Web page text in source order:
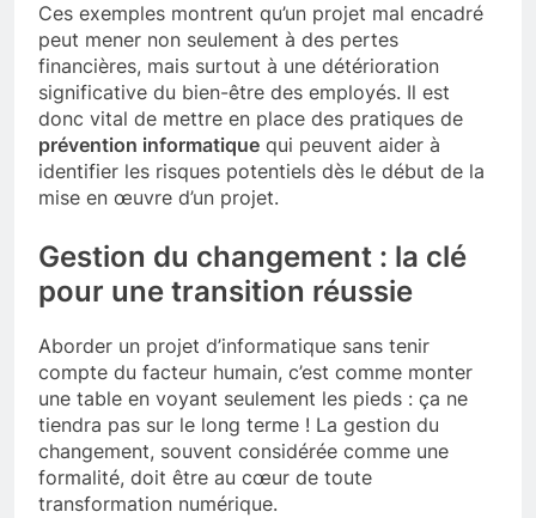
Ces exemples montrent qu’un projet mal encadré
peut mener non seulement à des pertes
financières, mais surtout à une détérioration
significative du bien-être des employés. Il est
donc vital de mettre en place des pratiques de
prévention informatique qui peuvent aider à
identifier les risques potentiels dès le début de la
mise en œuvre d’un projet.
Gestion du changement : la clé
pour une transition réussie
Aborder un projet d’informatique sans tenir
compte du facteur humain, c’est comme monter
une table en voyant seulement les pieds : ça ne
tiendra pas sur le long terme ! La gestion du
changement, souvent considérée comme une
formalité, doit être au cœur de toute
transformation numérique.